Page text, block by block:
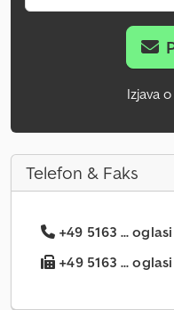
Izjava
Telefon & Faks
+49 5163 ... oglasi
+49 5163 ... oglasi